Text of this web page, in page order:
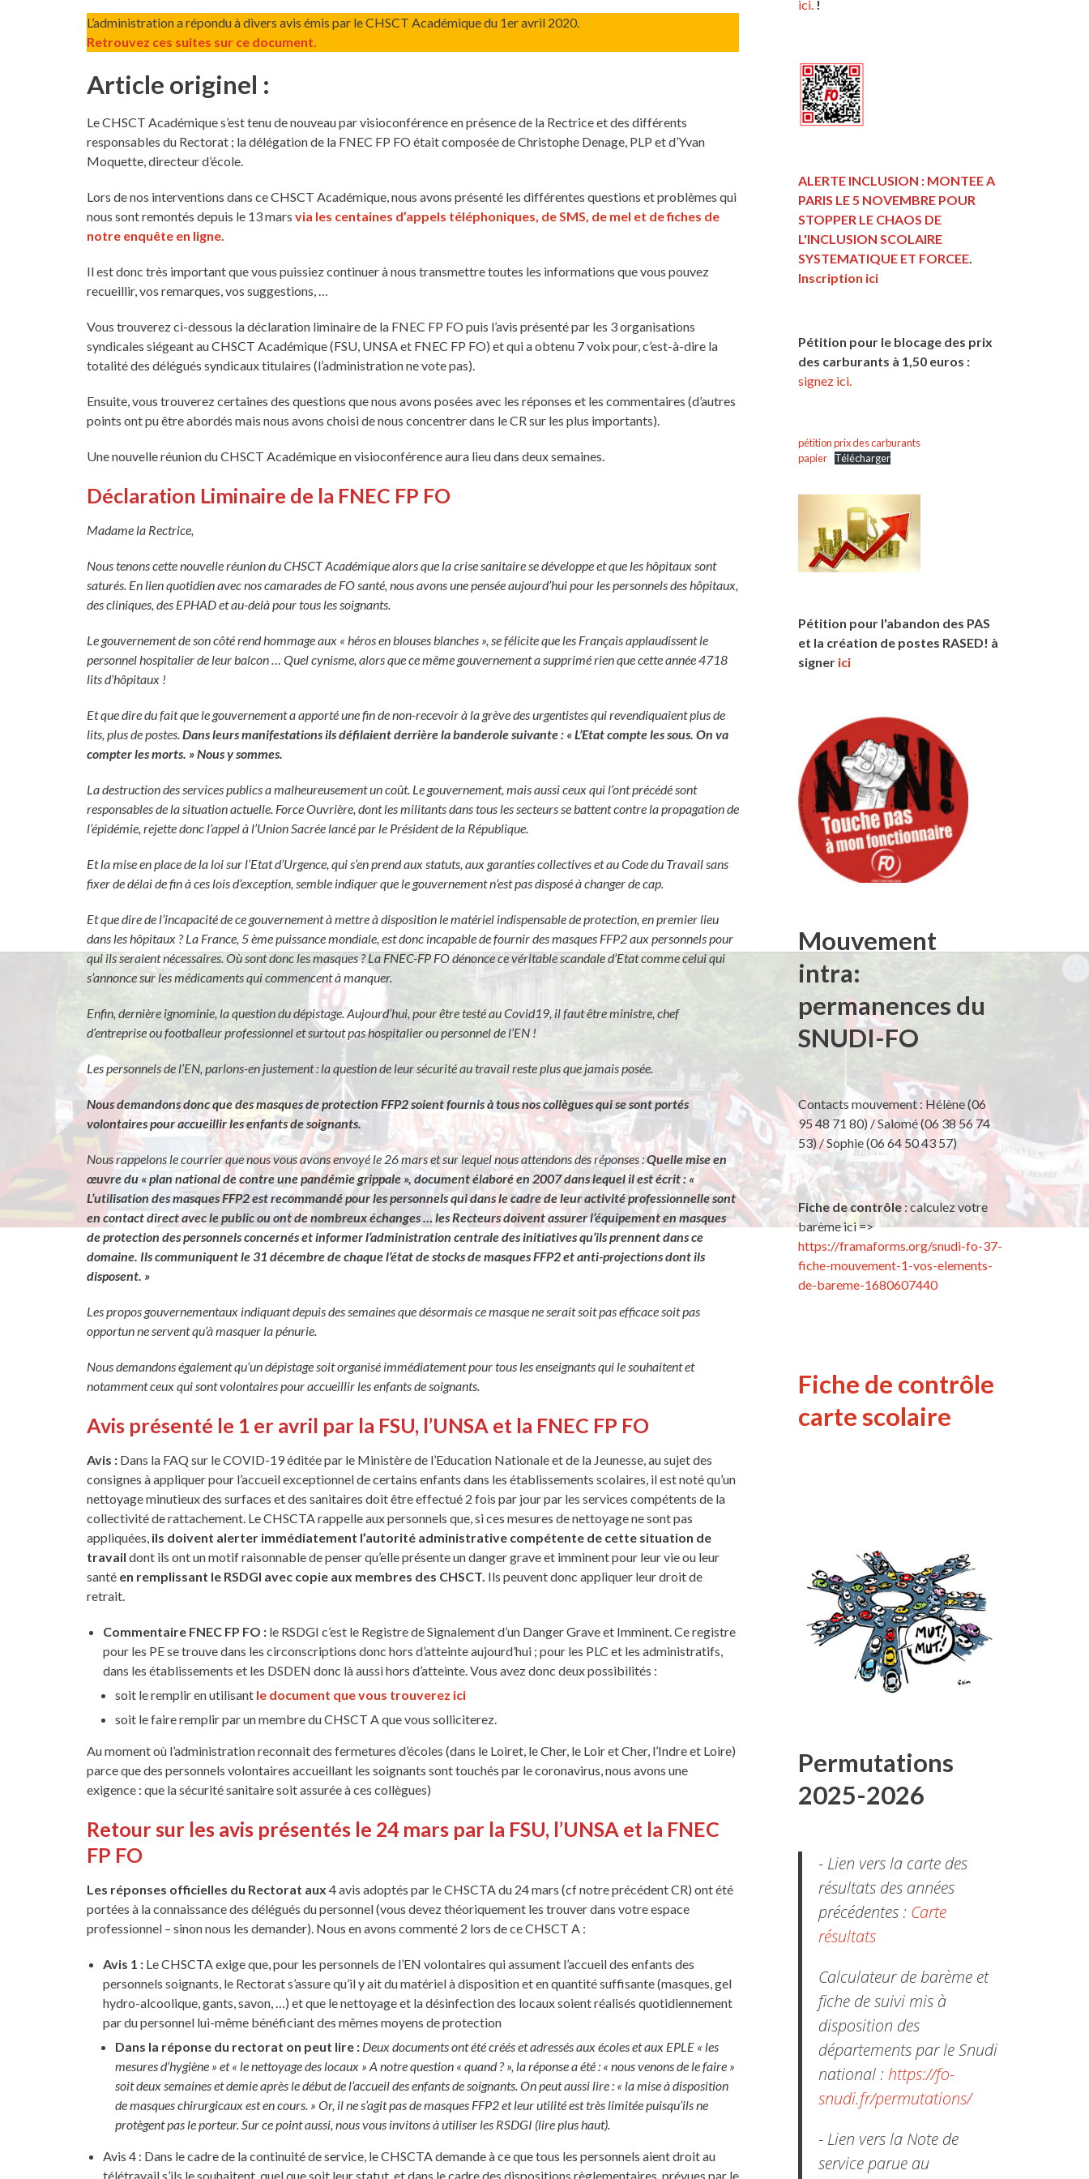
L’administration a répondu à divers avis émis par le CHSCT Académique du 1er avril 2020.
Retrouvez ces suites sur ce document.
Article originel :
Le CHSCT Académique s’est tenu de nouveau par visioconférence en présence de la Rectrice et des différents
responsables du Rectorat ; la délégation de la FNEC FP FO était composée de Christophe Denage, PLP et d’Yvan
Moquette, directeur d’école.
Lors de nos interventions dans ce CHSCT Académique, nous avons présenté les différentes questions et problèmes qui
nous sont remontés depuis le 13 marsvia les centaines d’appels téléphoniques, de SMS, de mel et de fiches de
notre enquête en ligne
Il est donc très important que vous puissiez continuer à nous transmettre toutes les informations que vous pouvez
recueillir, vos remarques, vos suggestions, …
Vous trouverez ci-dessous la déclaration liminaire de la FNEC FP FO puis l’avis présenté par les 3 organisations
syndicales siégeant au CHSCT Académique (FSU, UNSA et FNEC FP FO) et qui a obtenu 7 voix pour, c’est-à-dire la
totalité des délégués syndicaux titulaires (l’administration ne vote pas).
Ensuite, vous trouverez certaines des questions que nous avons posées avec les réponses et les commentaires (d’autres
points ont pu être abordés mais nous avons choisi de nous concentrer dans le CR sur les plus importants).
Une nouvelle réunion du CHSCT Académique en visioconférence aura lieu dans deux semaines.
Déclaration Liminaire de la FNEC FP FO
Madame la Rectrice,
Nous tenons cette nouvelle réunion du CHSCT Académique alors que la crise sanitaire se développe et que les hôpitaux sont
saturés. En lien quotidien avec nos camarades de FO santé, nous avons une pensée aujourd’hui pour les personnels des hôpitaux,
des cliniques, des EPHAD et au-delà pour tous les soignants.
Le gouvernement de son côté rend hommage aux « héros en blouses blanches », se félicite que les Français applaudissent le
personnel hospitalier de leur balcon … Quel cynisme, alors que ce même gouvernement a supprimé rien que cette année 4718
lits d’hôpitaux !
Et que dire du fait que le gouvernement a apporté une fin de non-recevoir à la grève des urgentistes qui revendiquaient plus de
lits, plus de postes. Dans leurs manifestations ils défilaient derrière la banderole suivante : « L’Etat compte les sous. On va
compter les morts. » Nous y sommes.
La destruction des services publics a malheureusement un coût. Le gouvernement, mais aussi ceux qui l’ont précédé sont
responsables de la situation actuelle. Force Ouvrière, dont les militants dans tous les secteurs se battent contre la propagation de
l’épidémie, rejette donc l’appel à l’Union Sacrée lancé par le Président de la République.
Et la mise en place de la loi sur l’Etat d’Urgence, qui s’en prend aux statuts, aux garanties collectives et au Code du Travail sans
fixer de délai de fin à ces lois d’exception, semble indiquer que le gouvernement n’est pas disposé à changer de cap.
Et que dire de l’incapacité de ce gouvernement à mettre à disposition le matériel indispensable de protection, en premier lieu
dans les hôpitaux ? La France, 5 ème puissance mondiale, est donc incapable de fournir des masques FFP2 aux personnels pour
qui ils seraient nécessaires. Où sont donc les masques ? La FNEC-FP FO dénonce ce véritable scandale d’Etat comme celui qui
s’annonce sur les médicaments qui commencent à manquer.
Enfin, dernière ignominie, la question du dépistage. Aujourd’hui, pour être testé au Covid19, il faut être ministre, chef
d’entreprise ou footballeur professionnel et surtout pas hospitalier ou personnel de l’EN !
Les personnels de l’EN, parlons-en justement : la question de leur sécurité au travail reste plus que jamais posée.
Nous demandons donc que des masques de protection FFP2 soient fournis à tous nos collègues qui se sont portés
volontaires pour accueillir les enfants de soignants.
Nous rappelons le courrier que nous vous avons envoyé le 26 mars et sur lequel nous attendons des réponses :Quelle mise en
œuvre du « plan national de contre une pandémie grippale », document élaboré en 2007 dans lequel il est écrit : «
L’utilisation des masques FFP2 est recommandé pour les personnels qui dans le cadre de leur activité professionnelle sont
en contact direct avec le public ou ont de nombreux échanges … les Recteurs doivent assurer l’équipement en masques
de protection des personnels concernés et informer l’administration centrale des initiatives qu’ils prennent dans ce
domaine. Ils communiquent le 31 décembre de chaque l’état de stocks de masques FFP2 et anti-projections dont ils
disposent. »
Les propos gouvernementaux indiquant depuis des semaines que désormais ce masque ne serait soit pas efficace soit pas
opportun ne servent qu’à masquer la pénurie.
Nous demandons également qu’un dépistage soit organisé immédiatement pour tous les enseignants qui le souhaitent et
notamment ceux qui sont volontaires pour accueillir les enfants de soignants.
Avis présenté le 1 er avril par la FSU, l’UNSA et la FNEC FP FO
Avis : Dans la FAQ sur le COVID-19 éditée par le Ministère de l’Education Nationale et de la Jeunesse, au sujet des
consignes à appliquer pour l’accueil exceptionnel de certains enfants dans les établissements scolaires, il est noté qu’un
nettoyage minutieux des surfaces et des sanitaires doit être effectué 2 fois par jour par les services compétents de la
collectivité de rattachement. Le CHSCTA rappelle aux personnels que, si ces mesures de nettoyage ne sont pas
appliquées, ils doivent alerter immédiatement l’autorité administrative compétente de cette situation de
travaildont ils ont un motif raisonnable de penser qu’elle présente un danger grave et imminent pour leur vie ou leur
santé en remplissant le RSDGI avec copie aux membres des CHSCT. Ils peuvent donc appliquer leur droit de
retrait.
Commentaire FNEC FP FO : le RSDGI c’est le Registre de Signalement d’un Danger Grave et Imminent. Ce registre
pour les PE se trouve dans les circonscriptions donc hors d’atteinte aujourd’hui ; pour les PLC et les administratifs,
dans les établissements et les DSDEN donc là aussi hors d’atteinte. Vous avez donc deux possibilités :
soit le remplir en utilisant le document que vous trouverez ici
soit le faire remplir par un membre du CHSCT A que vous solliciterez.
Au moment où l’administration reconnait des fermetures d’écoles (dans le Loiret, le Cher, le Loir et Cher, l’Indre et Loire)
parce que des personnels volontaires accueillant les soignants sont touchés par le coronavirus, nous avons une
exigence : que la sécurité sanitaire soit assurée à ces collègues)
Retour sur les avis présentés le 24 mars par la FSU, l’UNSA et la FNEC
FP FO
Les réponses officielles du Rectorat aux 4 avis adoptés par le CHSCTA du 24 mars (cf notre précédent CR) ont été
portées à la connaissance des délégués du personnel (vous devez théoriquement les trouver dans votre espace
professionnel – sinon nous les demander). Nous en avons commenté 2 lors de ce CHSCT A :
Avis 1 : Le CHSCTA exige que, pour les personnels de l’EN volontaires qui assument l’accueil des enfants des
personnels soignants, le Rectorat s’assure qu’il y ait du matériel à disposition et en quantité suffisante (masques, gel
hydro-alcoolique, gants, savon, …) et que le nettoyage et la désinfection des locaux soient réalisés quotidiennement
par du personnel lui-même bénéficiant des mêmes moyens de protection
Dans la réponse du rectorat on peut lire : Deux documents ont été créés et adressés aux écoles et aux EPLE « les
mesures d’hygiène » et « le nettoyage des locaux » A notre question « quand ? », la réponse a été : « nous venons de le faire »
soit deux semaines et demie après le début de l’accueil des enfants de soignants. On peut aussi lire : « la mise à disposition
de masques chirurgicaux est en cours. » Or, il ne s’agit pas de masques FFP2 et leur utilité est très limitée puisqu’ils ne
protègent pas le porteur. Sur ce point aussi, nous vous invitons à utiliser les RSDGI (lire plus haut).
Avis 4 : Dans le cadre de la continuité de service, le CHSCTA demande à ce que tous les personnels aient droit au
télétravail s’ils le souhaitent, quel que soit leur statut, et dans le cadre des dispositions règlementaires, prévues par le
ici. !
ALERTE INCLUSION : MONTEE A
PARIS LE 5 NOVEMBRE POUR
STOPPER LE CHAOS DE
L'INCLUSION SCOLAIRE
SYSTEMATIQUE ET FORCEE.
Inscription ici
Pétition pour le blocage des prix
des carburants à 1,50 euros :
signez ici.
pétition prix des carburants
papier
Télécharger
Pétition pour l'abandon des PAS
et la création de postes RASED! à
signer ici
Mouvement
intra:
permanences du
SNUDI-FO
Contacts mouvement : Hélène (06
95 48 71 80) / Salomé (06 38 56 74
53) / Sophie (06 64 50 43 57)
Fiche de contrôle: calculez votre
barème ici =>
https://framaforms.org/snudi-fo-37-
fiche-mouvement-1-vos-elements-
de-bareme-1680607440
Fiche de contrôle
carte scolaire
Permutations
2025-2026
- Lien vers la carte des
résultats des années
précédentes : Carte
résultats
Calculateur de barème et
fiche de suivi mis à
disposition des
départements par le Snudi
national : https://fo-
snudi.fr/permutations/
- Lien vers la Note de
service parue au